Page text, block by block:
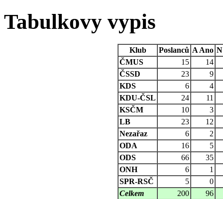
Tabulkovy vypis
Klub Poslanců A Ano N
ČMUS
15
14
ČSSD
23
9
KDS
6
4
KDU-ČSL
24
11
KSČM
10
3
LB
23
12
Nezařaz
6
2
ODA
16
5
ODS
66
35
ONH
6
1
SPR-RSČ
5
0
Celkem
200 96